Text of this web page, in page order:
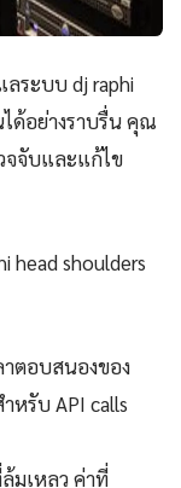
ลระบบ dj raphi
ได้อย่างราบรื่น คุณ
จจับและแก้ไข
head shoulders
ตอบสนองของ
หรับ API calls
มเหลว ค่าที่